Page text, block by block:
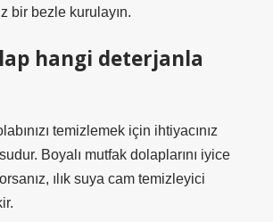
bir bezle kurulayın.
hangi deterjanla
temizlemek için ihtiyacınız
Boyalı mutfak dolaplarını iyice
ılık suya cam temizleyici